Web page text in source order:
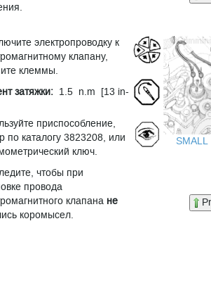
электропроводку к
клапану,
клеммы.
затяжки: 1.5 n.m [13 in-
приспособление,
по каталогу 3823208, или
ключ.
чтобы при
провода
клапана не
коромысел.
SMALL